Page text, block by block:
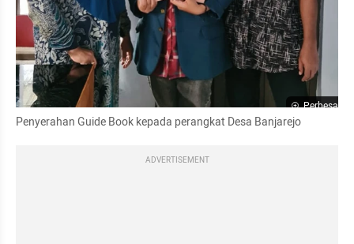
Perbesar
Penyerahan Guide Book kepada perangkat Desa Banjarejo
ADVERTISEMENT